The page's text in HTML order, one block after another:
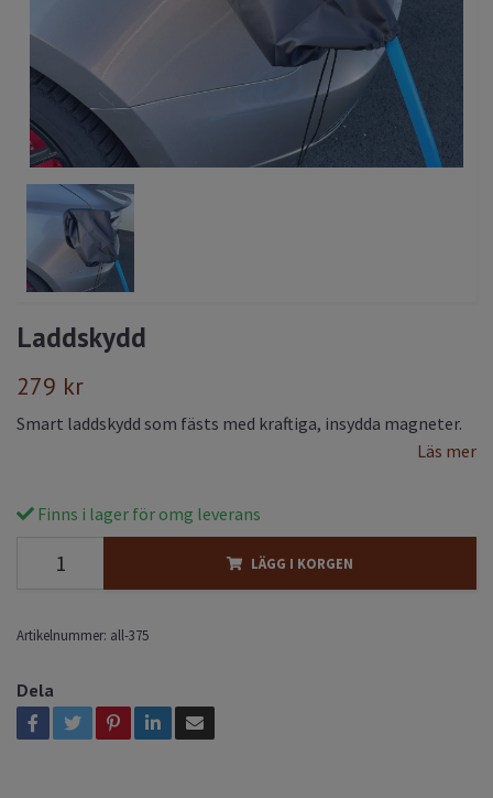
Laddskydd
279 kr
Smart laddskydd som fästs med kraftiga, insydda magneter.
Läs mer
Finns i lager för omg leverans
LÄGG I KORGEN
Artikelnummer: all-375
Dela